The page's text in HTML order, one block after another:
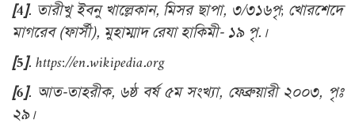
[4]. তারীখু ইবনু খাল্লেকান, মিসর ছাপা, ৩/৩১৬পৃ; খোরশেদে
মাগরেব (ফার্সী), মুহাম্মাদ রেযা হাকিমী- ১৯ পৃ.।
[5]. https://en.wikipedia.org
[6]. আত-তাহরীক, ৬ষ্ঠ বর্ষ ৫ম সংখ্যা, ফেব্রুয়ারী ২০০৩, পৃঃ
২৯।